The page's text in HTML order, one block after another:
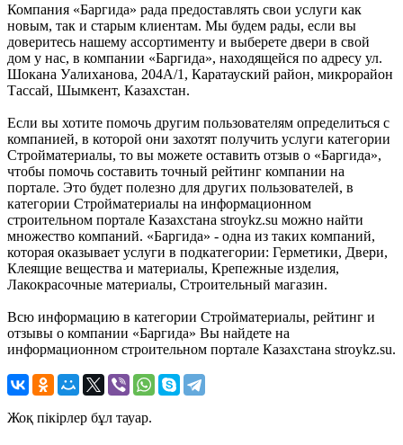
Компания «Баргида» рада предоставлять свои услуги как
новым, так и старым клиентам. Мы будем рады, если вы
доверитесь нашему ассортименту и выберете двери в свой
дом у нас, в компании «Баргида», находящейся по адресу ул.
Шокана Уалиханова, 204А/1, Каратауский район, микрорайон
Тассай, Шымкент, Казахстан.
Если вы хотите помочь другим пользователям определиться с
компанией, в которой они захотят получить услуги категории
Стройматериалы, то вы можете оставить отзыв о «Баргида»,
чтобы помочь составить точный рейтинг компании на
портале. Это будет полезно для других пользователей, в
категории Стройматериалы на информационном
строительном портале Казахстана stroykz.su можно найти
множество компаний. «Баргида» - одна из таких компаний,
которая оказывает услуги в подкатегории: Герметики, Двери,
Клеящие вещества и материалы, Крепежные изделия,
Лакокрасочные материалы, Строительный магазин.
Всю информацию в категории Стройматериалы, рейтинг и
отзывы о компании «Баргида» Вы найдете на
информационном строительном портале Казахстана stroykz.su.
Жоқ пікірлер бұл тауар.